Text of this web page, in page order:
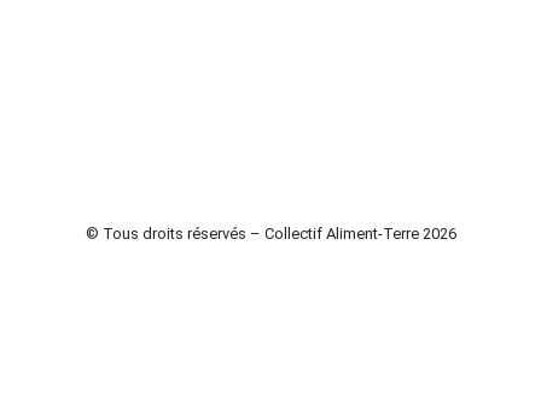
© Tous droits réservés – Collectif Aliment-Terre 2026